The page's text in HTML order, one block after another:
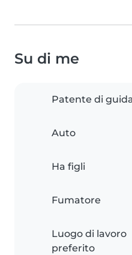
Su di me
Patente di
Auto
Ha figli
Fumatore
Luogo di lavoro
preferito